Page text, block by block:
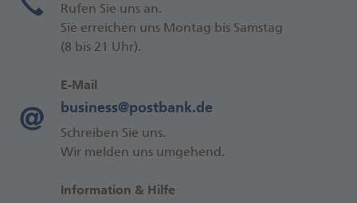
Rufen Sie uns an.
Sie erreichen uns Montag bis Samstag
(8 bis 21 Uhr).
E-Mail
business@postbank.de
Schreiben Sie uns.
Wir melden uns umgehend.
Information & Hilfe